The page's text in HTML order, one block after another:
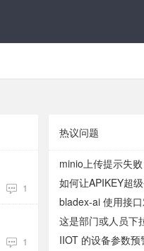
1
1
热议问题
minio上传提示失败
如何让APIKEY超
这是部门或人员下